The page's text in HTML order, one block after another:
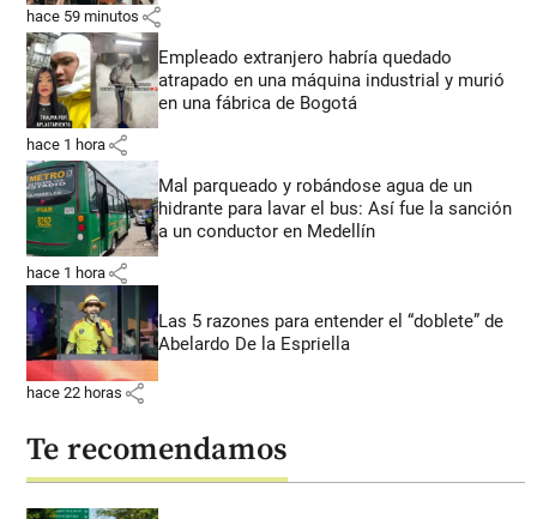
hace 59 minutos share
Empleado extranjero habría quedado
atrapado en una máquina industrial y murió
en una fábrica de Bogotá
hace 1 hora share
Mal parqueado y robándose agua de un
hidrante para lavar el bus: Así fue la sanción
a un conductor en Medellín
hace 1 hora share
Las 5 razones para entender el “doblete” de
Abelardo De la Espriella
hace 22 horas share
Te recomendamos